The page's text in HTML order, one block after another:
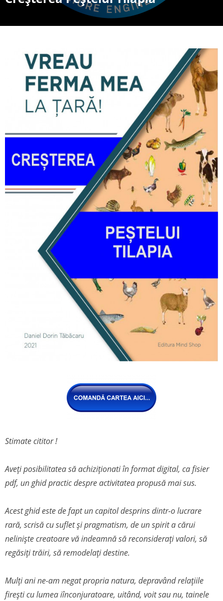
Stimate cititor !
Aveți posibilitatea să achiziționati în format digital, ca fisier
pdf, un ghid practic despre activitatea propusă mai sus.
Acest ghid este de fapt un capitol desprins dintr-o lucrare
rară, scrisă cu suflet și pragmatism, de un spirit a cărui
neliniște creatoare vă indeamnă să reconsiderați valori, să
regăsiți trăiri, să remodelați destine.
Mulți ani ne-am negat propria natura, depravând relațiile
firești cu lumea iînconjuratoare, uitând, voit sau nu, tainele